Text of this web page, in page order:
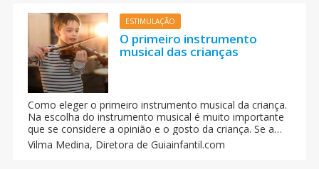
pode ser muito prejudicial para ele.
ESTIMULAÇÃO
O primeiro instrumento
musical das crianças
Como eleger o primeiro instrumento musical da criança.
Na escolha do instrumento musical é muito importante
que se considere a opinião e o gosto da criança. Se a
criança está interessada por um tipo de música e
instrumento musical que ela escolheu a sua
Vilma Medina, Diretora de Guiainfantil.com